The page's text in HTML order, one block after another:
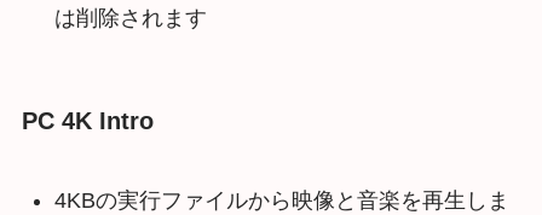
は削除されます
PC 4K Intro
4KBの実行ファイルから映像と音楽を再生しま